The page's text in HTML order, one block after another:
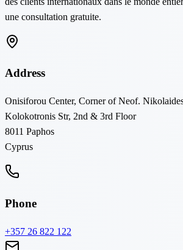
une consultation gratuite.
Address
Onisiforou Center, Corner of Neof.
Kolokotronis Str, 2nd & 3rd Floor
8011 Paphos
Cyprus
Phone
+357 26 822 122